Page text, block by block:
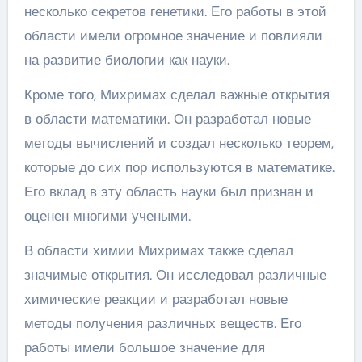
несколько секретов генетики. Его работы в этой
области имели огромное значение и повлияли
на развитие биологии как науки.
Кроме того, Михримах сделал важные открытия
в области математики. Он разработал новые
методы вычислений и создал несколько теорем,
которые до сих пор используются в математике.
Его вклад в эту область науки был признан и
оценен многими учеными.
В области химии Михримах также сделал
значимые открытия. Он исследовал различные
химические реакции и разработал новые
методы получения различных веществ. Его
работы имели большое значение для